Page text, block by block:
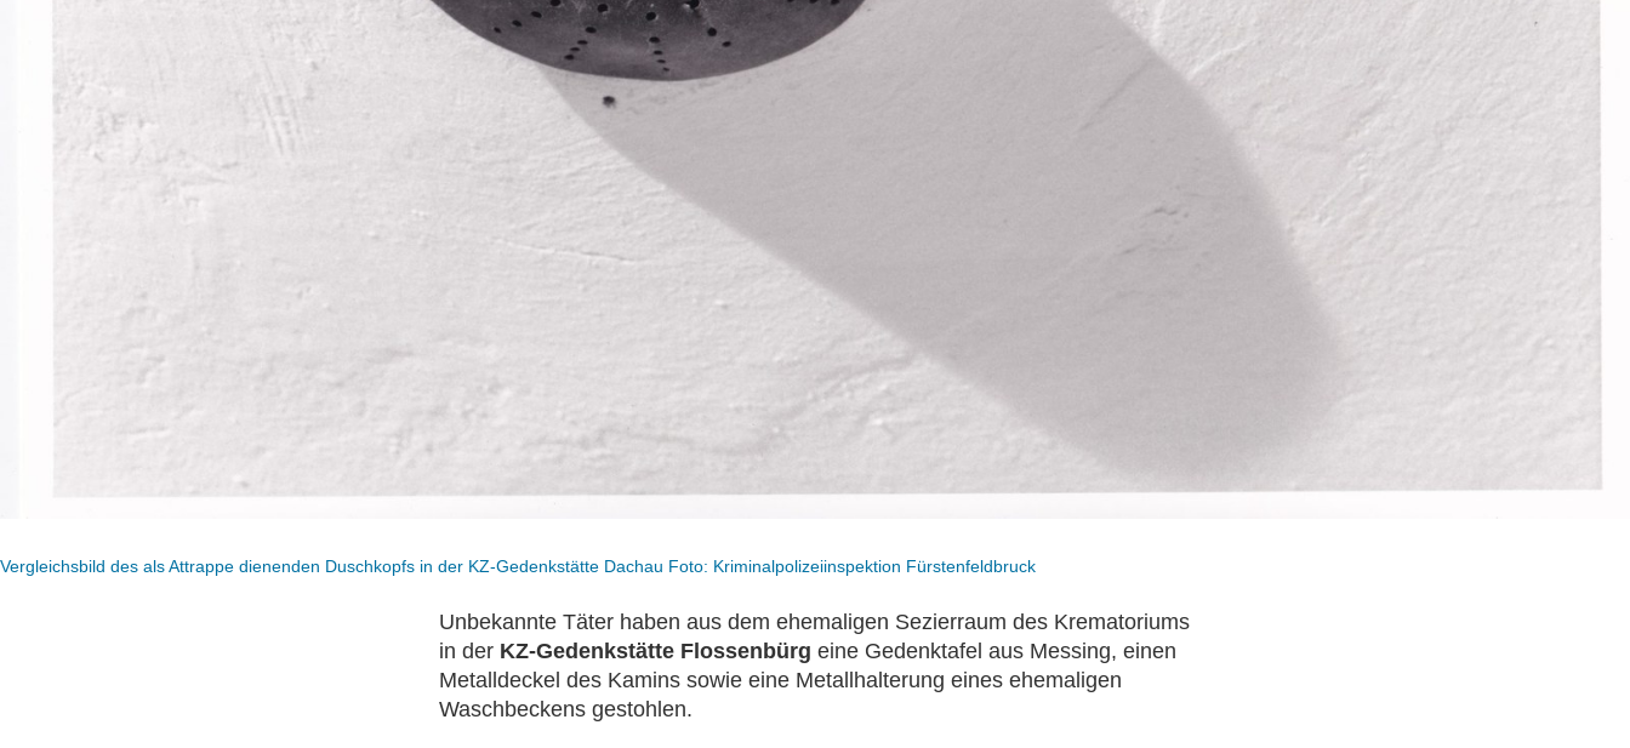
Vergleichsbild des als Attrappe dienenden Duschkopfs in der KZ-Gedenkstätte Dachau Foto: Kriminalpolizeiinspektion Fürstenfeldbruck
Unbekannte Täter haben aus dem ehemaligen Sezierraum des Krematoriums
in der KZ-Gedenkstätte Flossenbürg eine Gedenktafel aus Messing, einen
Metalldeckel des Kamins sowie eine Metallhalterung eines ehemaligen
Waschbeckens gestohlen.